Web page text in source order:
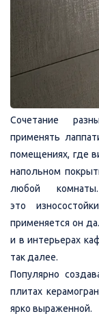
Сочетание
применять
помещениях, где
напольном
любой
это
применяется он
и в интерьерах
так далее.
Популярно
плитах
ярко выраженной.